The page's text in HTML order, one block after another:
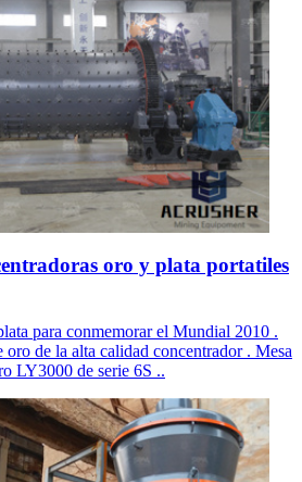
oro y plata portatiles
para conmemorar el Mundial 2010 .
oro de la alta calidad concentrador . Mesa
LY3000 de serie 6S ..